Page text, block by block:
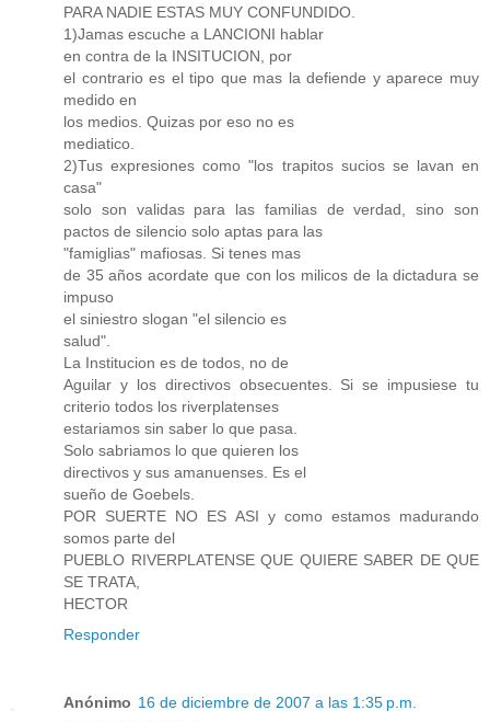
PARA NADIE ESTAS MUY CONFUNDIDO.
1)Jamas escuche a LANCIONI hablar
en contra de la INSITUCION, por
el contrario es el tipo que mas la defiende y aparece muy
medido en
los medios. Quizas por eso no es
mediatico.
2)Tus expresiones como "los trapitos sucios se lavan en
casa"
solo son validas para las familias de verdad, sino son
pactos de silencio solo aptas para las
"famiglias" mafiosas. Si tenes mas
de 35 años acordate que con los milicos de la dictadura se
impuso
el siniestro slogan "el silencio es
salud".
La Institucion es de todos, no de
Aguilar y los directivos obsecuentes. Si se impusiese tu
criterio todos los riverplatenses
estariamos sin saber lo que pasa.
Solo sabriamos lo que quieren los
directivos y sus amanuenses. Es el
sueño de Goebels.
POR SUERTE NO ES ASI y como estamos madurando
somos parte del
PUEBLO RIVERPLATENSE QUE QUIERE SABER DE QUE
SE TRATA,
HECTOR
Responder
Anónimo 16 de diciembre de 2007 a las 1:35 p.m.